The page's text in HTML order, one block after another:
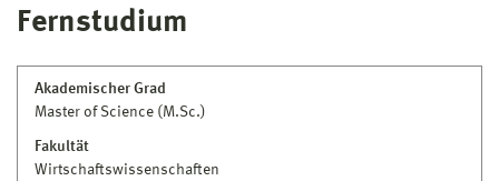
Fernstudium
Akademischer Grad
Master of Science (M.Sc.)
Fakultät
Wirtschaftswissenschaften